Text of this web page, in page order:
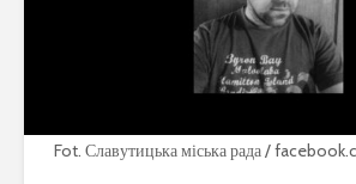
Fot. Славутицька міська рада /